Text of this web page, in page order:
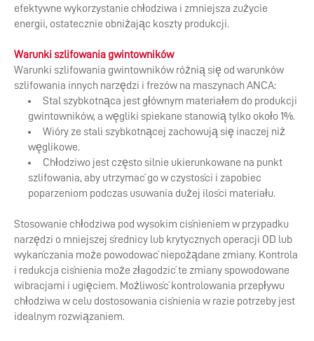
efektywne wykorzystanie chłodziwa i zmniejsza zużycie
energii, ostatecznie obniżając koszty produkcji.
Warunki szlifowania gwintowników
Warunki szlifowania gwintowników różnią się od warunków
szlifowania innych narzędzi i frezów na maszynach ANCA:
Stal szybkotnąca jest głównym materiałem do produkcji
gwintowników, a węgliki spiekane stanowią tylko około 1%.
Wióry ze stali szybkotnącej zachowują się inaczej niż
węglikowe.
Chłodziwo jest często silnie ukierunkowane na punkt
szlifowania, aby utrzymać go w czystości i zapobiec
poparzeniom podczas usuwania dużej ilości materiału.
Stosowanie chłodziwa pod wysokim ciśnieniem w przypadku
narzędzi o mniejszej średnicy lub krytycznych operacji OD lub
wykańczania może powodować niepożądane zmiany. Kontrola
i redukcja ciśnienia może złagodzić te zmiany spowodowane
wibracjami i ugięciem. Możliwość kontrolowania przepływu
chłodziwa w celu dostosowania ciśnienia w razie potrzeby jest
idealnym rozwiązaniem.